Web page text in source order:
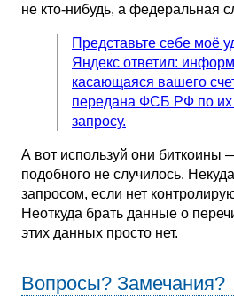
не кто-нибудь, а федеральная
Представьте себе моё
Яндекс ответил:
касающаяся вашего
передана ФСБ РФ по
запросу.
А вот используй они биткоины
подобного не случилось.
запросом, если нет
Неоткуда брать данные о
этих данных просто нет.
Вопросы? Замечания?